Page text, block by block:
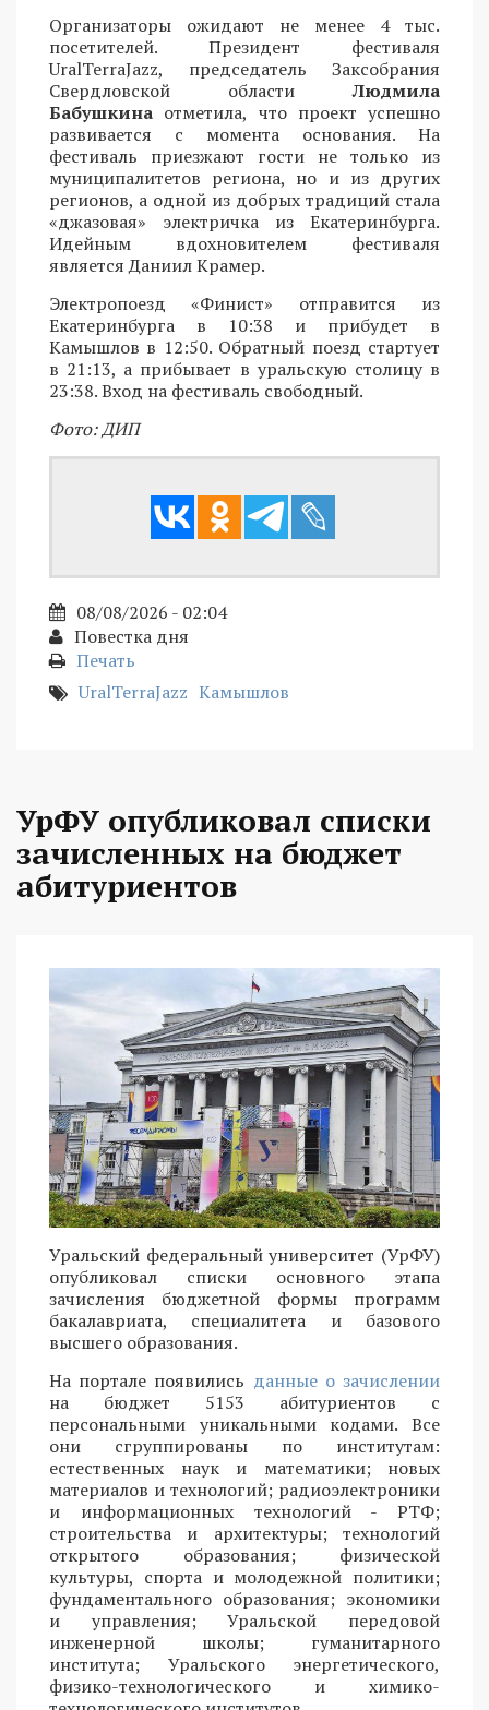
Организаторы ожидают не менее 4 тыс.
посетителей. Президент фестиваля
UralTerraJazz, председатель Заксобрания
Свердловской областиЛюдмила
Бабушкина отметила, что проект успешно
развивается с момента основания. На
фестиваль приезжают гости не только из
муниципалитетов региона, но и из других
регионов, а одной из добрых традиций стала
«джазовая» электричка из Екатеринбурга.
Идейным вдохновителем фестиваля
является Даниил Крамер.
Электропоезд «Финист» отправится из
Екатеринбурга в 10:38 и прибудет в
Камышлов в 12:50. Обратный поезд стартует
в 21:13, а прибывает в уральскую столицу в
23:38. Вход на фестиваль свободный.
Фото: ДИП
08/08/2026 - 02:04
Повестка дня
Печать
UralTerraJazz Камышлов
УрФУ опубликовал списки
зачисленных на бюджет
абитуриентов
Уральский федеральный университет (УрФУ)
опубликовал списки основного этапа
зачисления бюджетной формы программ
бакалавриата, специалитета и базового
высшего образования.
На портале появились данные о зачислении
на бюджет 5153 абитуриентов с
персональными уникальными кодами. Все
они сгруппированы по институтам:
естественных наук и математики; новых
материалов и технологий; радиоэлектроники
и информационных технологий - РТФ;
строительства и архитектуры; технологий
открытого образования; физической
культуры, спорта и молодежной политики;
фундаментального образования; экономики
и управления; Уральской передовой
инженерной школы; гуманитарного
института; Уральского энергетического,
физико-технологического и химико-